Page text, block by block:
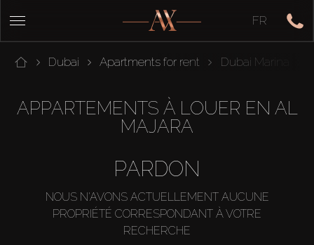
FR
Dubai Apartments for rent Dubai Marina
APPARTEMENTS À LOUER EN AL
MAJARA
PARDON
NOUS N'AVONS ACTUELLEMENT AUCUNE
PROPRIÉTÉ CORRESPONDANT À VOTRE
RECHERCHE